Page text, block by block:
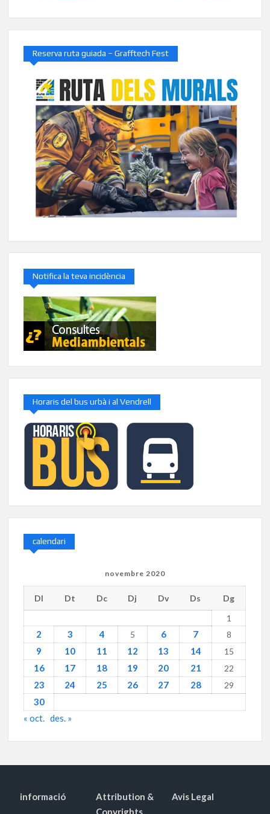
Reserva ruta guiada – Grafftech Fest
Notifica la teva incidència
Horaris del bus urbà i al Vendrell
calendari
novembre 2020
Dl Dt Dc Dj Dv Ds
Dg
1
2 3 4 5 6 7 8
9 10 11 12 13 14 15
16 17 18 19 20 21 22
23 24 25 26 27 28 29
30
« oct. des. »
informació
Attribution &
Copyrights
Avis Legal